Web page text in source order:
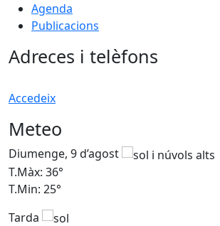
Agenda
Publicacions
Adreces i telèfons
Accedeix
Meteo
Diumenge, 9 d’agost
T.Màx: 36°
T.Min: 25°
Tarda